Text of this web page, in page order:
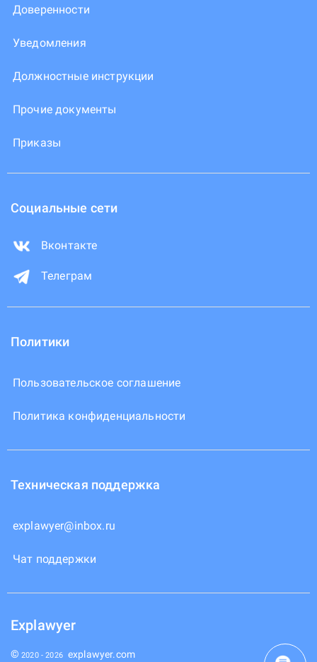
Доверенности
Уведомления
Должностные инструкции
Прочие документы
Приказы
Социальные сети
Вконтакте
Телеграм
Политики
Пользовательское соглашение
Политика конфиденциальности
Техническая поддержка
explawyer@inbox.ru
Чат поддержки
Explawyer
© 2020 -2026 explawyer.com